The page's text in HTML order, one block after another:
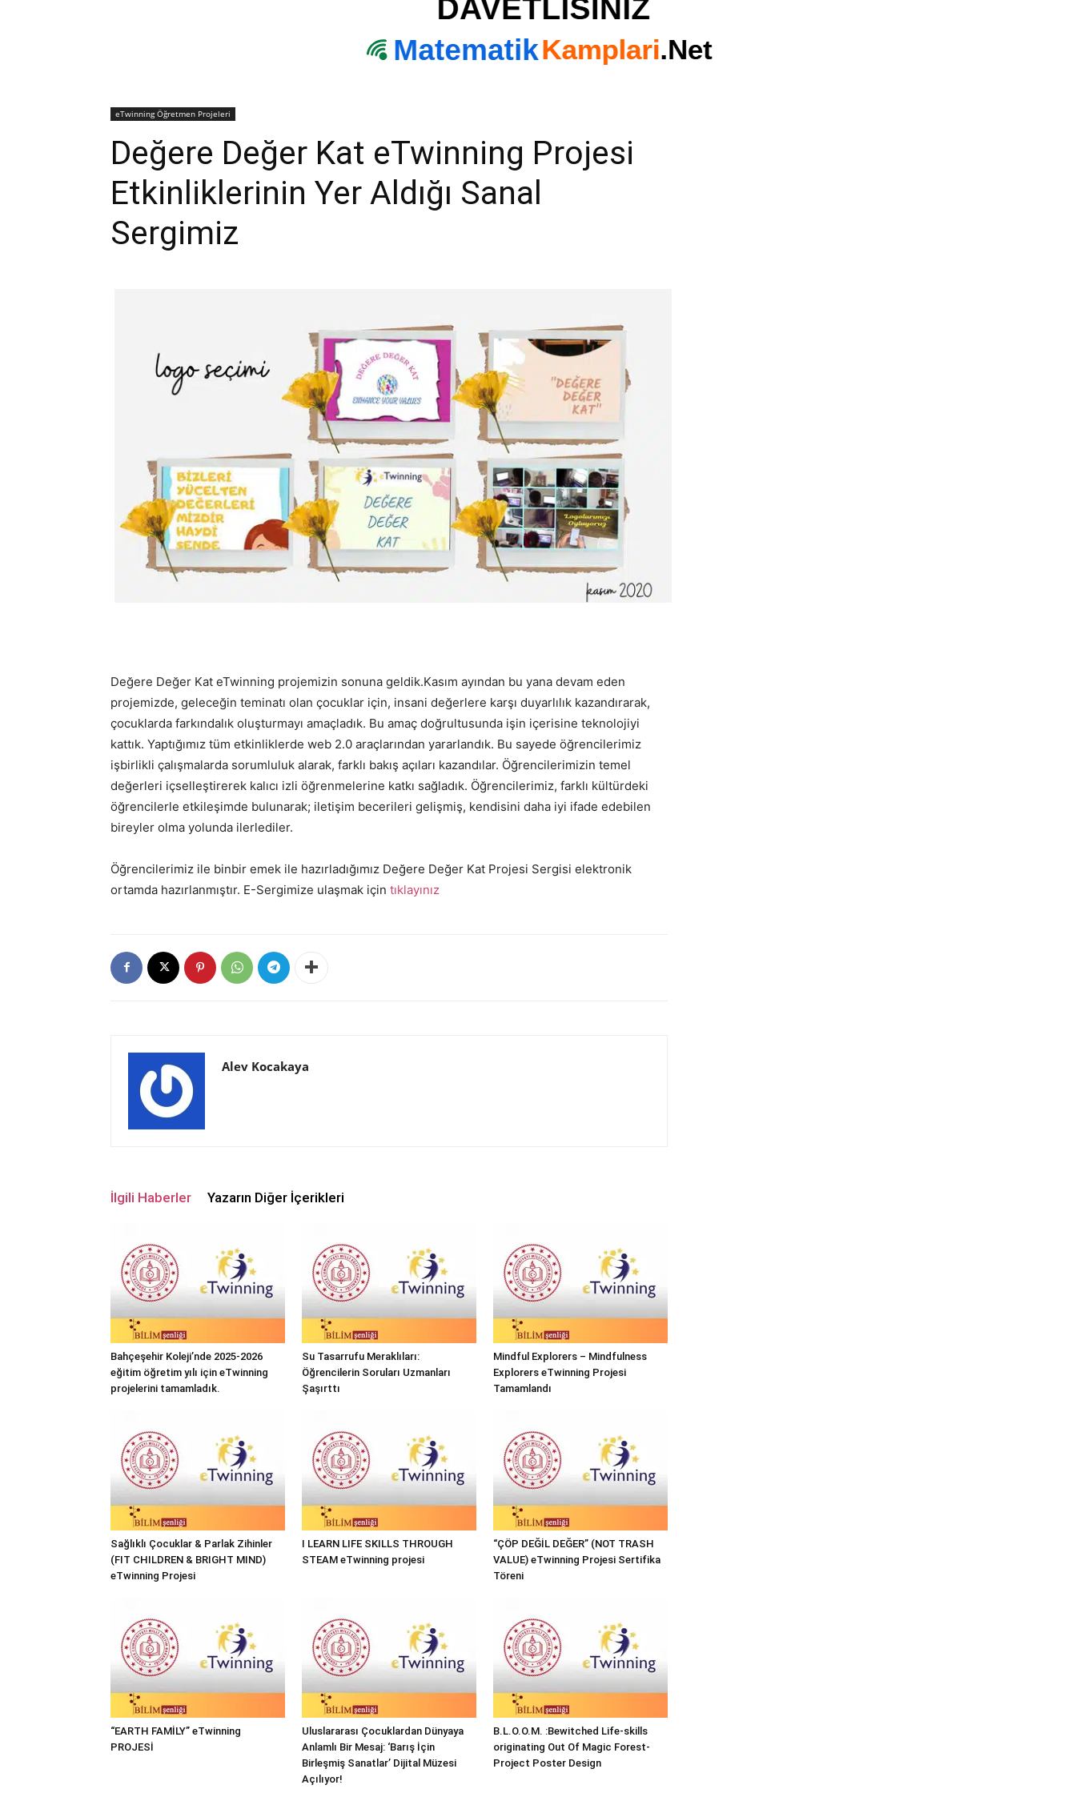
eTwinning Öğretmen Projeleri
Değere Değer Kat eTwinning Projesi
Etkinliklerinin Yer Aldığı Sanal
Sergimiz
Değere Değer Kat eTwinning projemizin sonuna geldik.Kasım ayından bu yana devam eden
projemizde, geleceğin teminatı olan çocuklar için, insani değerlere karşı duyarlılık kazandırarak,
çocuklarda farkındalık oluşturmayı amaçladık. Bu amaç doğrultusunda işin içerisine teknolojiyi
kattık. Yaptığımız tüm etkinliklerde web 2.0 araçlarından yararlandık. Bu sayede öğrencilerimiz
işbirlikli çalışmalarda sorumluluk alarak, farklı bakış açıları kazandılar. Öğrencilerimizin temel
değerleri içselleştirerek kalıcı izli öğrenmelerine katkı sağladık. Öğrencilerimiz, farklı kültürdeki
öğrencilerle etkileşimde bulunarak; iletişim becerileri gelişmiş, kendisini daha iyi ifade edebilen
bireyler olma yolunda ilerlediler.
Öğrencilerimiz ile binbir emek ile hazırladığımız Değere Değer Kat Projesi Sergisi elektronik
ortamda hazırlanmıştır. E-Sergimize ulaşmak için tıklayınız
Alev Kocakaya
İlgili Haberler Yazarın Diğer İçerikleri
Bahçeşehir Koleji’nde 2025-2026
eğitim öğretim yılı için eTwinning
projelerini tamamladık.
Su Tasarrufu Meraklıları:
Öğrencilerin Soruları Uzmanları
Şaşırttı
Mindful Explorers – Mindfulness
Explorers eTwinning Projesi
Tamamlandı
Sağlıklı Çocuklar & Parlak Zihinler
(FIT CHILDREN & BRIGHT MIND)
eTwinning Projesi
I LEARN LIFE SKILLS THROUGH
STEAM eTwinning projesi
“ÇÖP DEĞİL DEĞER” (NOT TRASH
VALUE) eTwinning Projesi Sertifika
Töreni
“EARTH FAMİLY” eTwinning
PROJESİ
Uluslararası Çocuklardan Dünyaya
Anlamlı Bir Mesaj: ‘Barış İçin
Birleşmiş Sanatlar’ Dijital Müzesi
Açılıyor!
B.L.O.O.M. :Bewitched Life-skills
originating Out Of Magic Forest-
Project Poster Design